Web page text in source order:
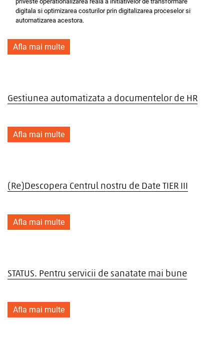
digitala si optimizarea costurilor prin digitalizarea proceselor si
automatizarea acestora.
Afla mai multe
Gestiunea automatizata a documentelor de HR
Afla mai multe
(Re)Descopera Centrul nostru de Date TIER III
Afla mai multe
STATUS. Pentru servicii de sanatate mai bune
Afla mai multe